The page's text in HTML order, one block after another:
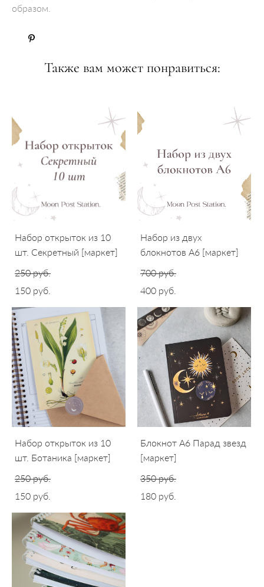
образом.
Также вам может понравиться:
Набор открыток из 10
шт. Секретный [маркет]
250 pуб.
150 pуб.
Набор из двух
блокнотов А6 [маркет]
700 pуб.
400 pуб.
Набор открыток из 10
шт. Ботаника [маркет]
250 pуб.
150 pуб.
Блокнот A6 Парад звезд
[маркет]
350 pуб.
180 pуб.